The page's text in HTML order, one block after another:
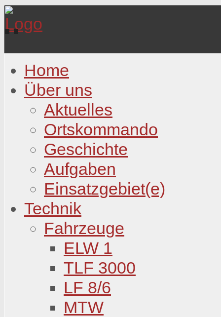
Home
Über uns
Aktuelles
Ortskommando
Geschichte
Aufgaben
Einsatzgebiet(e)
Technik
Fahrzeuge
ELW 1
TLF 3000
LF 8/6
MTW